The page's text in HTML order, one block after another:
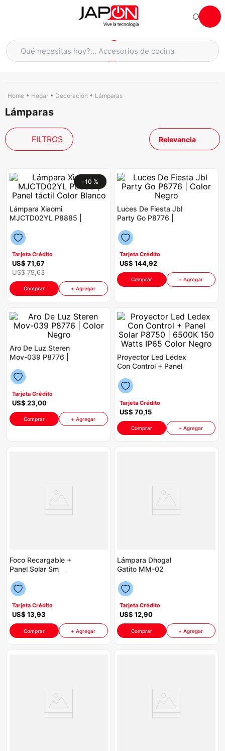
Hola... qué necesitas hoy?
Qué necesitas hoy?... Accesorios de cocina
Hogar Decoración Lámparas
Lámparas
FILTROS Relevancia
-10 %
Lámpara Xiaomi
MJCTD02YL P8885 |
Blanco
Tarjeta Crédito
US$ 71,67
US$ 79,63
Comprar + Agregar
Luces De Fiesta Jbl
Party Go P8776 |
Tarjeta Crédito
US$ 144,92
Comprar + Agregar
Aro De Luz Steren
Mov-039 P8776 |
Tarjeta Crédito
US$ 23,00
Comprar + Agregar
Proyector Led Ledex
Con Control + Panel
150 Watts IP65 Color
Negro
Tarjeta Crédito
US$ 70,15
Comprar + Agregar
Foco Recargable +
Panel Solar Sm
Watts Color Naranja
Con Blanco
Tarjeta Crédito
US$ 13,93
Comprar + Agregar
Lámpara Dhogal
Gatito MM-02
Blanco
Tarjeta Crédito
US$ 12,90
Comprar + Agregar
1 . moto
2. refrigeradora
3. lavadora
scooter
laptop
7. celular
8. iphone
9
10. cocina